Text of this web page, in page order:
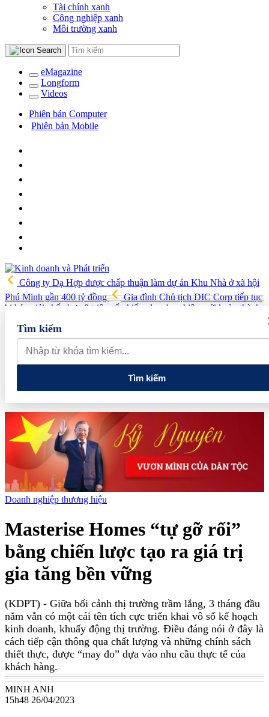
Tài chính xanh
Công nghiệp xanh
Môi trường xanh
eMagazine
Longform
Videos
Phiên bản Computer
Phiên bản Mobile
Công ty Dạ Hợp được chấp thuận làm dự án Khu Nhà ở xã hội
Phú Minh gần 400 tỷ đồng
Gia đình Chủ tịch DIC Corp tiếp tục
bị bán giải chấp hơn 8 triệu cổ phiếu, doanh nghiệp mới hoàn thành
khoảng 1/4 kế hoạch năm
quay đầu giảm sâu
Thiết lập các cơ chế, chính sách đặc thù để
thúc đẩy phát triển khu kinh tế đặc biệt
7/8: Dầu thế giới bật tăng mạnh, giá xăng trong nước đồng loạt giảm
Tìm kiếm
Tìm kiếm
Doanh nghiệp thương hiệu
Masterise Homes “tự gỡ rối”
bằng chiến lược tạo ra giá trị
gia tăng bền vững
(KDPT) - Giữa bối cảnh thị trường trầm lắng, 3 tháng đầu
năm vẫn có một cái tên tích cực triển khai vô số kế hoạch
kinh doanh, khuấy động thị trường. Điều đáng nói ở đây là
cách tiếp cận thông qua chất lượng và những chính sách
thiết thực, được “may đo” dựa vào nhu cầu thực tế của
khách hàng.
MINH ANH
15h48 26/04/2023